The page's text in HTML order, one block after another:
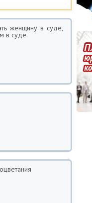
женщину в суде,
в суде.